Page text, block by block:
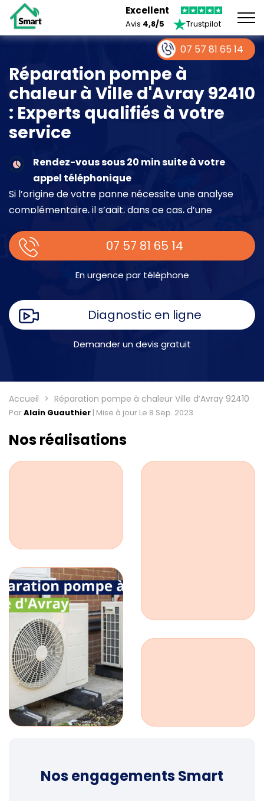
Excellent
Avis 4,8/5 Trustpilot
Réparation pompe à
chaleur à Ville d'Avray 92410
: Experts qualifiés à votre
service
Rendez-vous sous 20 min suite à votre
appel téléphonique
Si l’origine de votre panne nécessite une analyse
complémentaire, il s’agit, dans ce cas, d’une
place.
07 57 81 65 14
En urgence par téléphone
Diagnostic en ligne
Demander un devis gratuit
Accueil Réparation pompe à chaleur Ville d’Avray 92410
ParAlain Guauthier | Mise à jour Le 8 Sep. 2023
Nos réalisations
Nos engagements Smart
07 57 81 65 14